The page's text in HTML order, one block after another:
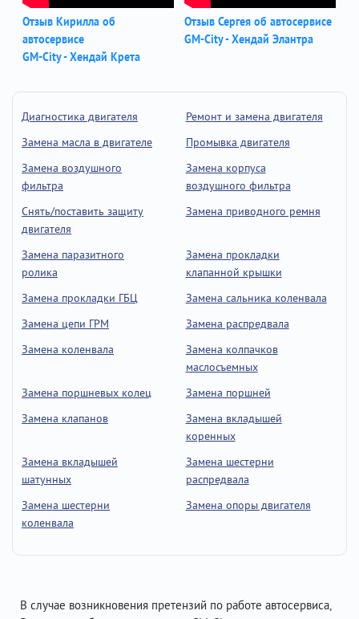
Отзыв Кирилла об
автосервисе
GM-City - Хендай Крета
Отзыв Сергея об автосервисе
GM-City - Хендай Элантра
Диагностика двигателя
Ремонт и замена двигателя
Замена масла в двигателе
Промывка двигателя
Замена воздушного
фильтра
Замена корпуса
воздушного фильтра
Снять/поставить защиту
двигателя
Замена приводного ремня
Замена паразитного
ролика
Замена прокладки
клапанной крышки
Замена прокладки ГБЦ
Замена сальника коленвала
Замена цепи ГРМ
Замена распредвала
Замена коленвала
Замена колпачков
маслосъемных
Замена поршневых колец
Замена поршней
Замена клапанов
Замена вкладышей
коренных
Замена вкладышей
шатунных
Замена шестерни
распредвала
Замена шестерни
коленвала
Замена опоры двигателя
В случае возникновения претензий по работе автосервиса,